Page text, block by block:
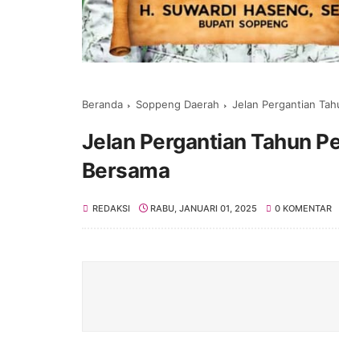
Beranda Soppeng Daerah Jelan Pergantian
Jelan Pergantian Tahun
Bersama
REDAKSI RABU, JANUARI 01, 2025 0 KOMENTAR